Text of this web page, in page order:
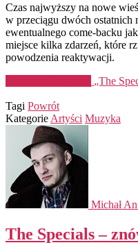
Czas najwyższy na nowe
w przeciągu dwóch ostatnich
ewentualnego come-backu
miejsce kilka zdarzeń, które
powodzenia reaktywacji.
„The
Tagi Powrót
Kategorie Artyści Muzyka
Michał
The Specials –